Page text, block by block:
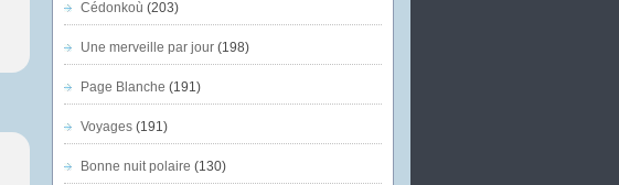
Cédonkoù (203)
Une merveille par jour(198)
Page Blanche (191)
Voyages(191)
Bonne nuit polaire (130)